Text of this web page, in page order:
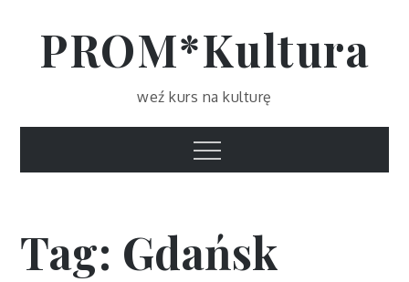
contentPROM*Kultura
weź kurs na kulturę
Menu
Tag: Gdańsk